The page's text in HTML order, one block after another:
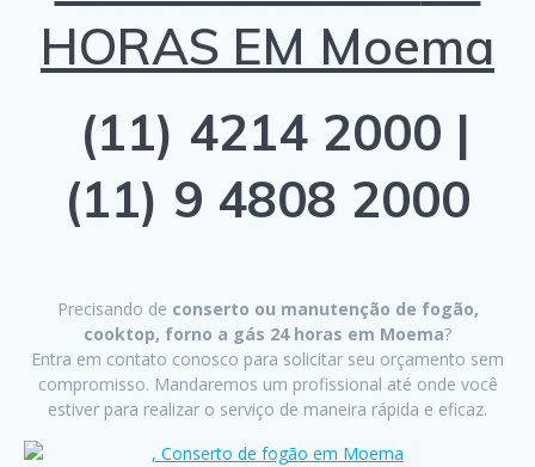
HORAS EM Moema
(11) 4214 2000 |
(11) 9 4808 2000
Precisando de conserto ou manutenção de fogão,
cooktop, forno a gás 24 horas em Moema?
Entra em contato conosco para solicitar seu orçamento sem
compromisso. Mandaremos um profissional até onde você
estiver para realizar o serviço de maneira rápida e eficaz.